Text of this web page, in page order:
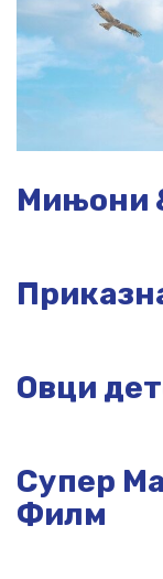
Мињони
Овци
Супер
Филм